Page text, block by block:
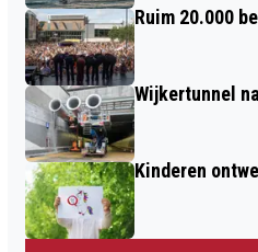
Ruim 20.000
Wijkertunnel
Kinderen